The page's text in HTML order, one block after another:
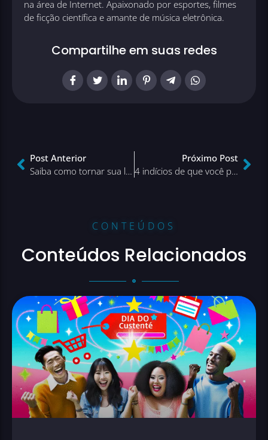
na área de Internet. Apaixonado por esportes, filmes
de ficção científica e amante de música eletrônica.
Compartilhe em suas redes
Post Anterior
Saiba como tornar sua loja virtual um site mais atraente e eficaz
Próximo Post
4 indícios de que você precisa mudar o design do e-commerce
CONTEÚDOS
Conteúdos Relacionados